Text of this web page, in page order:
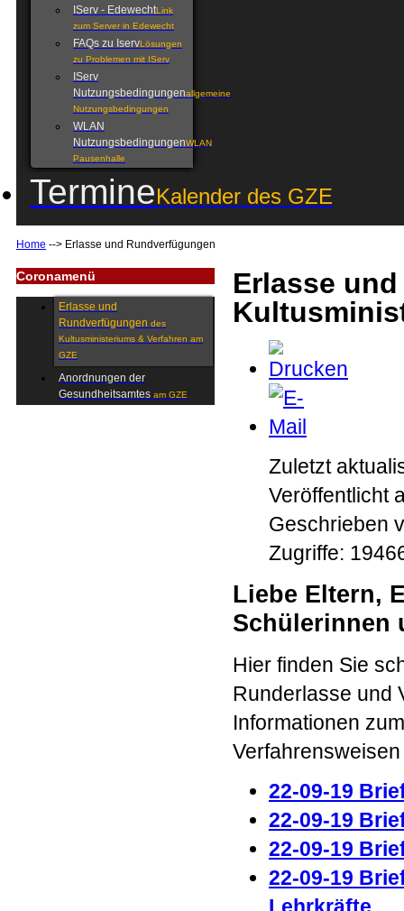
IServ - EdewechtLink
zum Server in Edewecht
FAQs zu IservLösungen
zu Problemen mit IServ
IServ
Nutzungsbedingungenallgemeine
Nutzungsbedingungen
WLAN
NutzungsbedingungenWLAN
Pausenhalle
TermineKalender des GZE
Home --> Erlasse und Rundverfügungen
Erlasse
Zuletzt
Veröffentlicht
Geschrieben
Zugriffe:
Liebe Eltern,
Schülerinnen
Hier finden Sie
Runderlasse und
Informationen
22-09-19
22-09-19
22-09-19
22-09-19
Coronamenü
Erlasse und
Rundverfügungen des
Kultusministeriums & Verfahren am
GZE
Anordnungen der
Gesundheitsamtes am GZE